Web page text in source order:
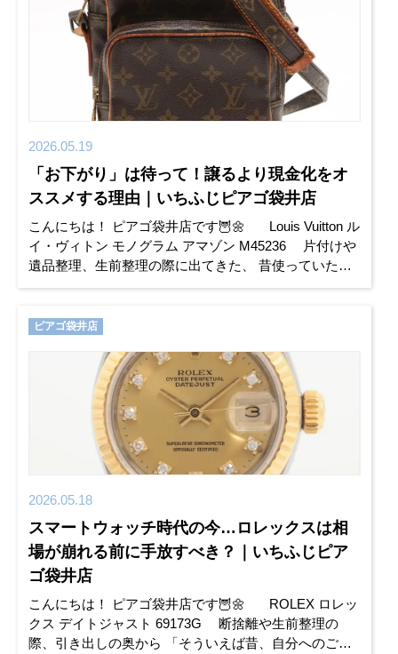
2026.05.19
「お下がり」は待って！譲るより現金化をオ
ススメする理由｜いちふじピアゴ袋井店
こんにちは！ ピアゴ袋井店です🦉🌼 Louis Vuitton ル
イ・ヴィトン モノグラム アマゾン M45236 片付けや
遺品整理、生前整理の際に出てきた、 昔使っていたブ
ランドバッグ……扱いに困って
ピアゴ袋井店
2026.05.18
スマートウォッチ時代の今…ロレックスは相
場が崩れる前に手放すべき？｜いちふじピア
ゴ袋井店
こんにちは！ ピアゴ袋井店です🦉🌼 ROLEX ロレッ
クス デイトジャスト 69173G 断捨離や生前整理の
際、引き出しの奥から 「そういえば昔、自分へのご褒